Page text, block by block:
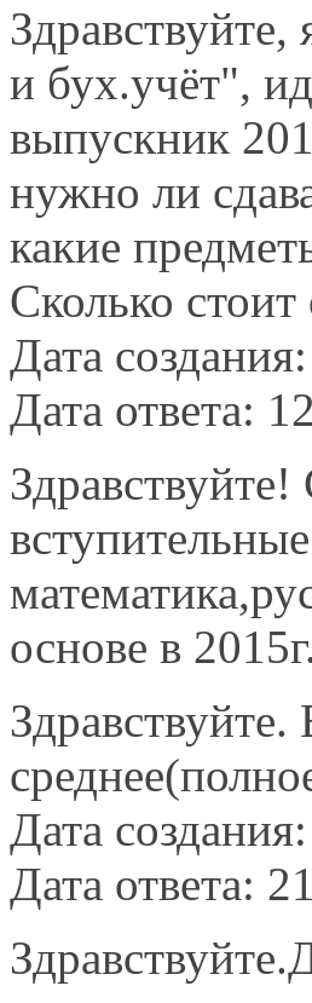
и бух.учёт",
выпускник
нужно ли
какие
Сколько
Дата
Дата ответа:
основе в
Дата
Дата ответа: